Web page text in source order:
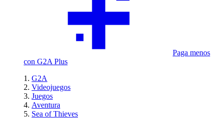
Paga menos
con G2A Plus
G2A
Videojuegos
Juegos
Aventura
Sea of Thieves